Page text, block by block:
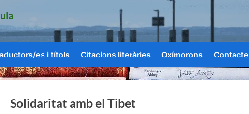
es i títols Citacions literàries Oxímorons Contacte
Solidaritat amb el Tibet